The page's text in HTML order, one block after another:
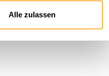
Alle zulassen